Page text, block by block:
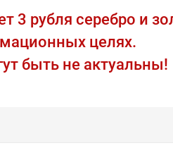
3 рубля серебро и
целях.
быть не актуальны!